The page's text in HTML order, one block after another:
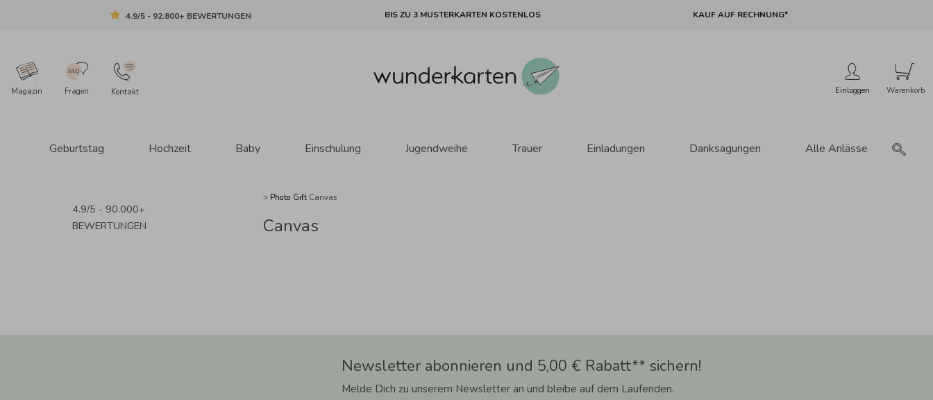
4.9/5 - 92.800+ BEWERTUNGEN BIS ZU 3 MUSTERKARTEN KOSTENLOS KAUF AUF RECHNUNG*
Magazin Fragen Kontakt Einloggen
Geburtstag Hochzeit Baby Einschulung Jugendweihe Trauer Einladungen Danksagungen Alle Anlässe
4.9/5 - 90.000+
BEWERTUNGEN
> Photo Gift Canvas
Canvas
Newsletter abonnieren und 5,00 € Rabatt** sichern!
Melde Dich zu unserem Newsletter an und bleibe auf dem Laufenden.